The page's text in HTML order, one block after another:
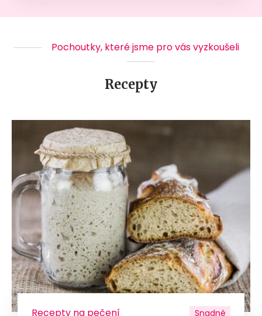
Pochoutky, které jsme pro vás vyzkoušeli
Recepty
Recepty na pečení Snadné